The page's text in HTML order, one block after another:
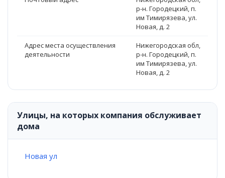
р-н. Городецкий, п.
им Тимирязева, ул.
Новая, д. 2
Адрес места осуществления
деятельности
Нижегородская обл,
р-н. Городецкий, п.
им Тимирязева, ул.
Новая, д. 2
Улицы, на которых компания обслуживает
дома
Новая ул